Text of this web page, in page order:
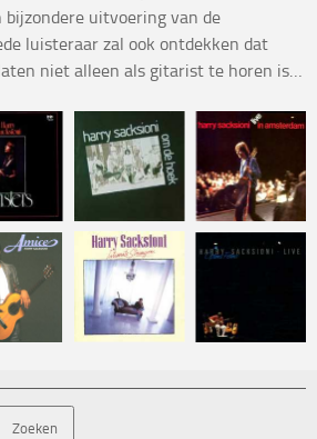
bijzondere uitvoering van de
luisteraar zal ook ontdekken dat
niet alleen als gitarist te horen is…
Zoeken